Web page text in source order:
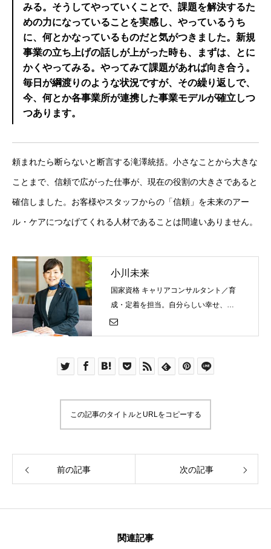
みる。そうしてやっていくことで、課題を解決するた
めの力になっていることを実感し、やっているうち
に、何とかなっているものだと気がつきました。新規
事業の立ち上げの話しが上がった時も、まずは、とに
かくやってみる。やってみて課題があれば向き合う。
毎日が綱渡りのような状況ですが、その繰り返しで、
今、何とか各事業所が連携した事業モデルが確立しつ
つあります。
頼まれたら断らないと断言する滝澤統括。小さなことから大きな
ことまで、信頼で広がった仕事が、現在の役割の大きさであると
確信しました。お客様やスタッフからの「信頼」を未来のアー
ル・ケアにつなげてくれる人材であることは間違いありません。
小川未来
国家資格 キャリアコンサルタント／育
成・定着を担当。自分らしい幸せ、自
分らしいキャリア、自分らしい人生を
送るために、アール・ケアでの働き方
談ください
この記事のタイトルとURLをコピーする
前の記事 次の記事
関連記事